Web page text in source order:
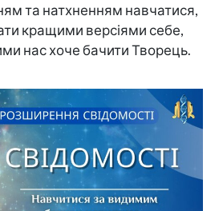
та натхненням навчатися,
кращими версіями себе,
нас хоче бачити Творець.